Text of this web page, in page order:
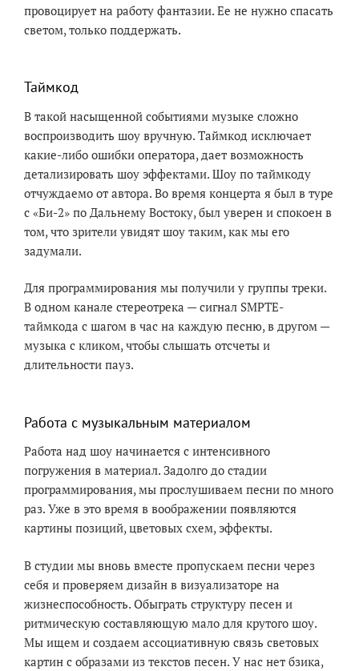
провоцирует на работу фантазии. Ее не нужно спасать
светом, только поддержать.
Таймкод
В такой насыщенной событиями музыке сложно
воспроизводить шоу вручную. Таймкод исключает
какие-либо ошибки оператора, дает возможность
детализировать шоу эффектами. Шоу по таймкоду
отчуждаемо от автора. Во время концерта я был в туре
с «Би-2» по Дальнему Востоку, был уверен и спокоен в
том, что зрители увидят шоу таким, как мы его
задумали.
Для программирования мы получили у группы треки.
В одном канале стереотрека — сигнал SMPTE-
таймкода с шагом в час на каждую песню, в другом —
музыка с кликом, чтобы слышать отсчеты и
длительности пауз.
Работа с музыкальным материалом
Работа над шоу начинается с интенсивного
погружения в материал. Задолго до стадии
программирования, мы прослушиваем песни по много
раз. Уже в это время в воображении появляются
картины позиций, цветовых схем, эффекты.
В студии мы вновь вместе пропускаем песни через
себя и проверяем дизайн в визуализаторе на
жизнеспособность. Обыграть структуру песен и
ритмическую составляющую мало для крутого шоу.
Мы ищем и создаем ассоциативную связь световых
картин с образами из текстов песен. У нас нет бзика,